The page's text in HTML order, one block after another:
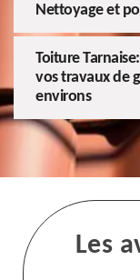
Nettoyage et
Toiture
vos travaux de
environs
Les